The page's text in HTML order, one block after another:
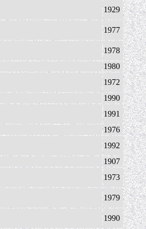
1929
1977
1978
1980
1972
1990
1991
1976
1992
1907
1973
1979
1990